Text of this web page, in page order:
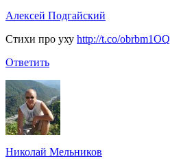
Алексей Подгайский
Стихи про уху http://t.co/obrbm1OQ
Ответить
Николай Мельников